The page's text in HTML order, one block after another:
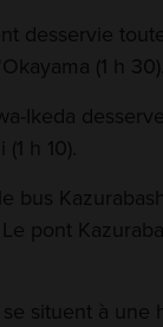
desservie
(1 h 30).
Ikeda
h 10).
bus
pont
situent à